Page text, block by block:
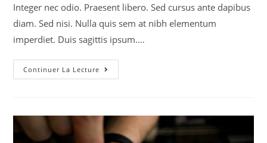
Integer nec odio. Praesent libero. Sed cursus ante dapibus
diam. Sed nisi. Nulla quis sem at nibh elementum
imperdiet. Duis sagittis ipsum.…
Continuer La Lecture